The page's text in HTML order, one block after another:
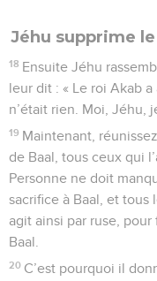
Jéhu supprime
18 Ensuite Jéhu
leur dit : « Le roi Akab
n’était rien. Moi, Jéhu,
19 Maintenant,
de Baal, tous ceux qui
Personne ne doit
sacrifice à Baal, et tous
agit ainsi par ruse,
Baal.
20 C’est pourquoi il